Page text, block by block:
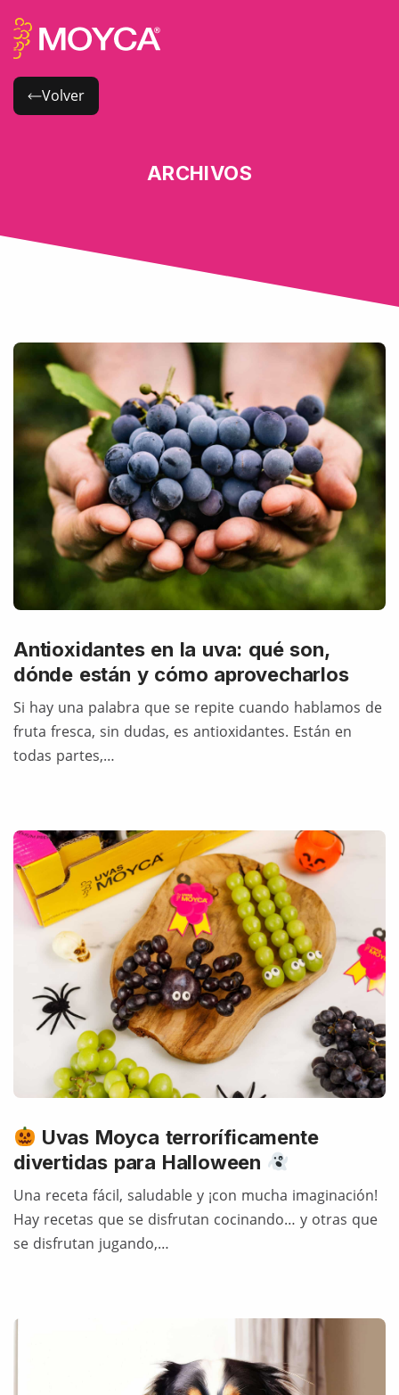
Volver
ARCHIVOS
Antioxidantes en la uva: qué son,
dónde están y cómo aprovecharlos
Si hay una palabra que se repite cuando hablamos de
fruta fresca, sin dudas, es antioxidantes. Están en
todas partes,…
Uvas Moyca terroríficamente
divertidas para Halloween
Una receta fácil, saludable y ¡con mucha imaginación!
Hay recetas que se disfrutan cocinando… y otras que
se disfrutan jugando,…